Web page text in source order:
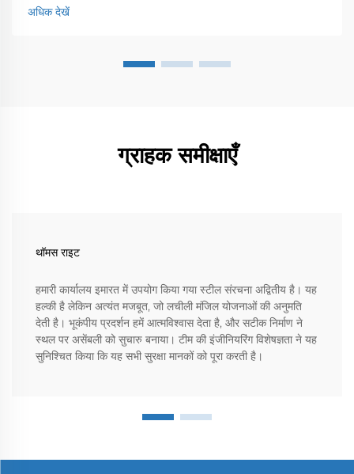
अधिक देखें
ग्राहक समीक्षाएँ
थॉमस राइट
हमारी कार्यालय इमारत में उपयोग किया गया स्टील संरचना अद्वितीय है। यह
हल्की है लेकिन अत्यंत मजबूत, जो लचीली मंजिल योजनाओं की अनुमति
देती है। भूकंपीय प्रदर्शन हमें आत्मविश्वास देता है, और सटीक निर्माण ने
स्थल पर असेंबली को सुचारु बनाया। टीम की इंजीनियरिंग विशेषज्ञता ने यह
सुनिश्चित किया कि यह सभी सुरक्षा मानकों को पूरा करती है।